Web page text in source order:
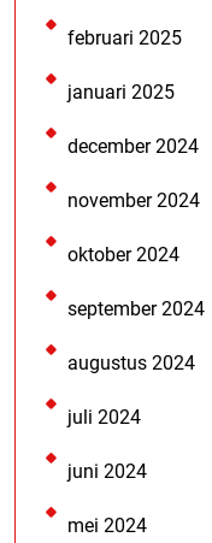
februari 2025
januari 2025
december 2024
november 2024
oktober 2024
september 2024
augustus 2024
juli 2024
juni 2024
mei 2024